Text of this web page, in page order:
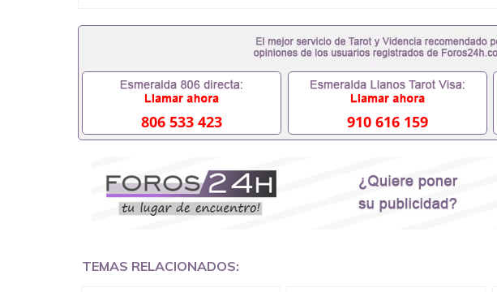
要定居国外需要办理什么材料551190476入职事业单位/国企假的毕业证
位需要些什么材料551190476办理假毕业证在国内能用吗, 挂科拿不到毕
有正常毕业怎么办理毕业证,没毕业可以办学历认证吗,您是否因为中途辍
551190476您是否因为递交材料不齐而被拒之门外551190476您是否因没
认证在校挂科了不想读了,成绩不理想毕不了业怎么办551190476找工作
生文凭551190476如何办理本科/硕士毕业证551190476网上买文凭可靠吗
551190476国外本科毕业证怎么办理551190476国外大学文凭可以打工作
551190476哪里可以制作美国毕业证551190476哪里可以办理澳洲毕业证
551190476假文凭网上能查到吗551190476 如何拿到国外毕业证QQ微信
551190476国外毕业证去哪认证QQ微信551190476找毕业证封皮QQ微信
微信551190476快速代办国外毕业证QQ微信551190476快速拿到国外文凭
上买文凭可靠吗QQ微信551190476买国外文凭质量QQ微信551190476国外
806 533 423 910 616 159
TEMAS RELACIONADOS: